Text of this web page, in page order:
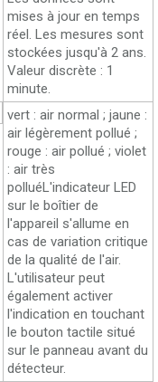
mises à jour en temps
réel. Les mesures sont
stockées jusqu'à 2 ans.
Valeur discrète : 1
minute.
vert : air normal ; jaune :
air légèrement pollué ;
rouge : air pollué ; violet
: air très
polluéL'indicateur LED
sur le boîtier de
l'appareil s'allume en
cas de variation critique
de la qualité de l'air.
L'utilisateur peut
également activer
l'indication en touchant
le bouton tactile situé
sur le panneau avant du
détecteur.